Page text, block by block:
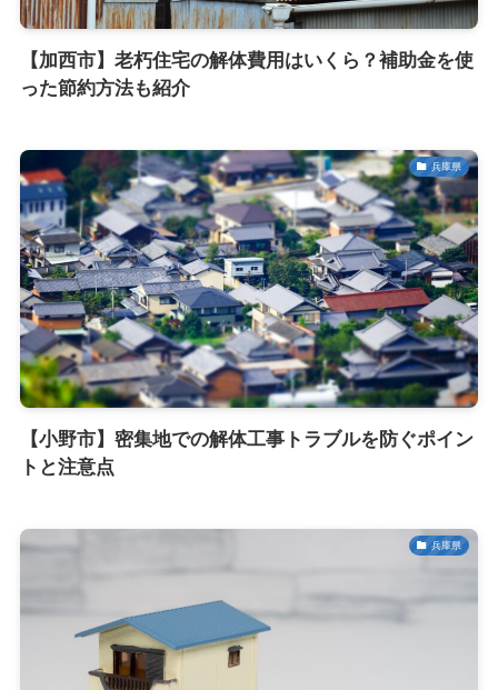
【加西市】老朽住宅の解体費用はいくら？補助金を使
った節約方法も紹介
兵庫県
【小野市】密集地での解体工事トラブルを防ぐポイン
トと注意点
兵庫県